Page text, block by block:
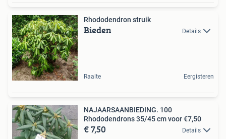
Rhododendron struik
Bieden Details
Raalte Eergisteren
NAJAARSAANBIEDING. 100
Rhododendrons 35/45 cm voor €7,50
€ 7,50 Details